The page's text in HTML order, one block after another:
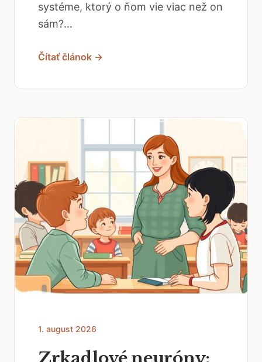
systéme, ktorý o ňom vie viac než on
sám?...
Čítať článok →
1. august 2026